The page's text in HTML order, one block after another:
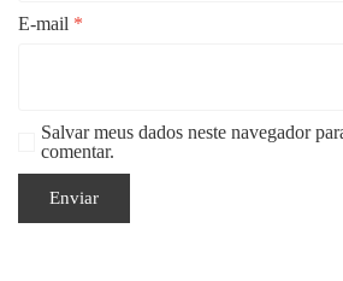
E-mail *
Salvar meus dados neste navegador
comentar.